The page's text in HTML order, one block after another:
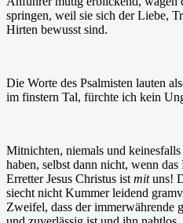
springen, weil sie sich der Liebe,
Hirten bewusst sind.
Die Worte des Psalmisten lauten
im finstern Tal, fürchte ich kein
Mitnichten, niemals und
haben, selbst dann nicht, wenn
Erretter Jesus Christus ist mituns!
siecht nicht Kummer leidend
Zweifel, dass der immerwährende